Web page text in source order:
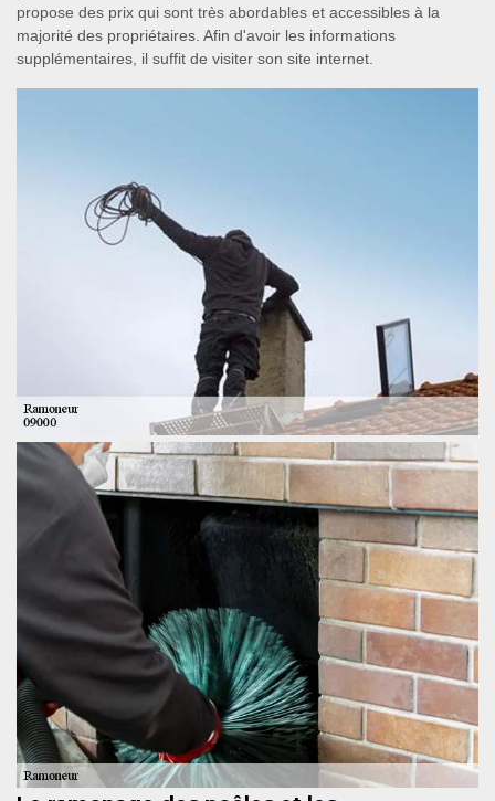
propose des prix qui sont très abordables et accessibles à la
majorité des propriétaires. Afin d'avoir les informations
supplémentaires, il suffit de visiter son site internet.